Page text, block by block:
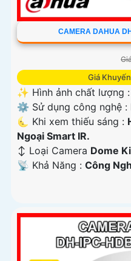
CAMERA DAHUA
Giá
✨ Hình ảnh chất lượng :
⚙ Sử dụng công nghệ :
🌜 Khi xem thiếu sáng :
Ngoại Smart IR.
↕️ Loại Camera Dome
️📡 Khả Năng : Công